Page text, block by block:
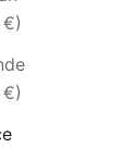
(EUR €)
(EUR €)